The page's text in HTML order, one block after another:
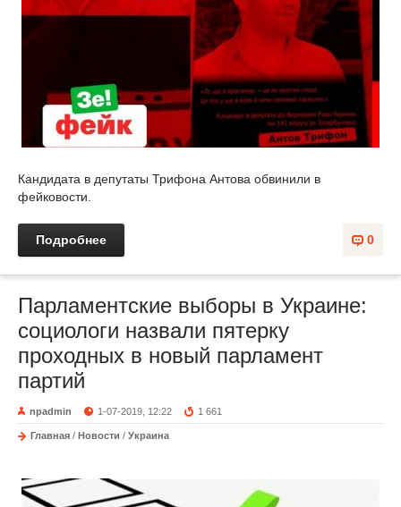
Кандидата в депутаты Трифона Антова обвинили в
фейковости.
0
Подробнее
Парламентские выборы в Украине:
социологи назвали пятерку
проходных в новый парламент
партий
npadmin 1-07-2019, 12:22 1 661
Главная / Новости / Украина